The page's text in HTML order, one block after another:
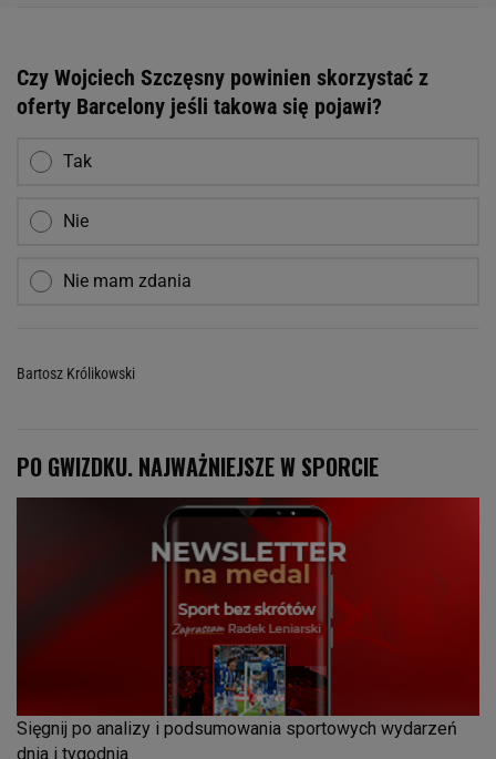
Czy Wojciech Szczęsny powinien skorzystać z
oferty Barcelony jeśli takowa się pojawi?
Tak
Nie
Nie mam zdania
Bartosz Królikowski